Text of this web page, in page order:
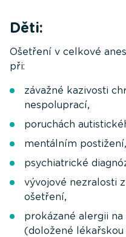
Děti:
Ošetření v celkové
při:
závažné kazivosti
nespoluprací,
poruchách
mentálním postižení,
psychiatrické
vývojové nezralosti
ošetření,
prokázané alergii
(doložené lékařskou